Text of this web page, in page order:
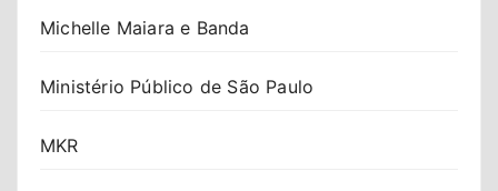
Michelle Maiara e Banda
Ministério Público de São Paulo
MKR